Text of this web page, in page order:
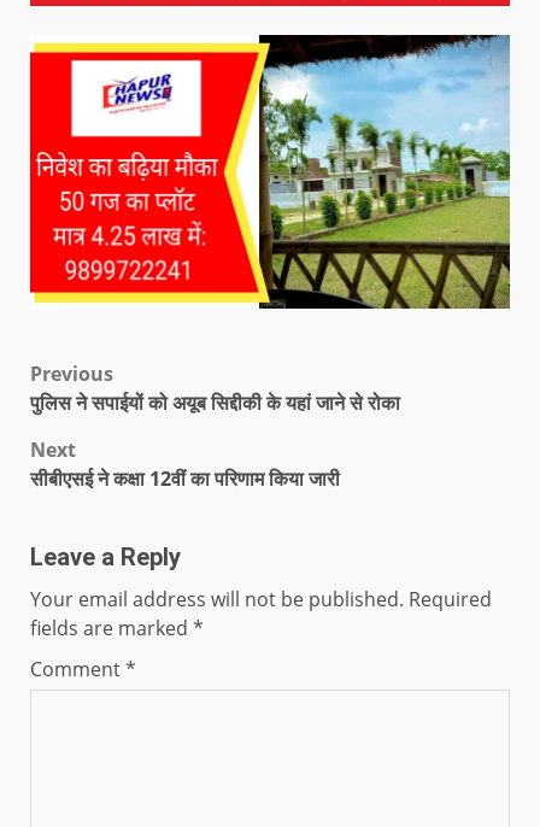
Previous
पुलिस ने सपाईयों को अयूब सिद्दीकी के यहां जाने से रोका
Next
सीबीएसई ने कक्षा 12वीं का परिणाम किया जारी
Leave a Reply
Your email address will not be published. Required
fields are marked *
Comment*